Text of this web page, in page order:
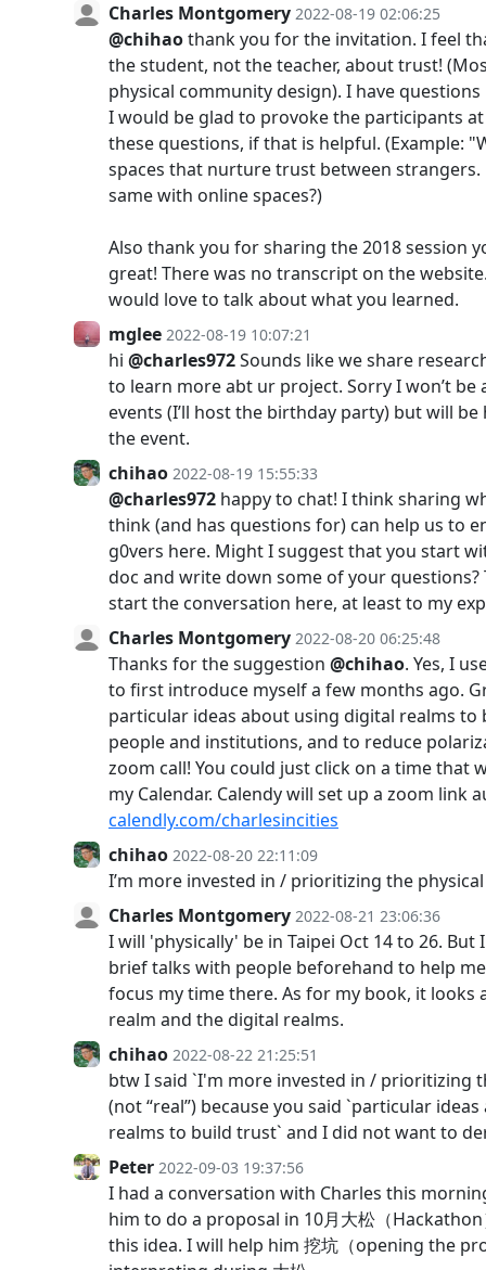
Charles Montgomery 2022-08-19 02:06:25
@chihaothank you for the invitation. I feel
the student, not the teacher, about trust!
physical community design). I have
I would be glad to provoke the participants
these questions, if that is helpful. (Example:
spaces that nurture trust between strangers.
same with online spaces?)
Also thank you for sharing the 2018 session
great! There was no transcript on the
would love to talk about what you learned.
mglee 2022-08-19 10:07:21
hi @charles972Sounds like we share
to learn more abt ur project. Sorry I won’t be
events (I’ll host the birthday party) but will
the event.
chihao 2022-08-19 15:55:33
@charles972 happy to chat! I think sharing
think (and has questions for) can help us to
g0vers here. Might I suggest that you start
doc and write down some of your questions?
start the conversation here, at least to my
Charles Montgomery 2022-08-20 06:25:48
Thanks for the suggestion @chihao. Yes, I
to first introduce myself a few months ago.
particular ideas about using digital realms
people and institutions, and to reduce
zoom call! You could just click on a time that
my Calendar. Calendy will set up a zoom link
calendly.com/charlesincities
chihao 2022-08-20 22:11:09
I’m more invested in / prioritizing the
Charles Montgomery 2022-08-21 23:06:36
I will 'physically' be in Taipei Oct 14 to 26. But
brief talks with people beforehand to help
focus my time there. As for my book, it looks
realm and the digital realms.
chihao 2022-08-22 21:25:51
btw I said `I'm more invested in / prioritizing
(not “real”) because you said `particular
realms to build trust` and I did not want to
Peter 2022-09-03 19:37:56
I had a conversation with Charles this
him to do a proposal in 10月大松（
this idea. I will help him 挖坑（opening the